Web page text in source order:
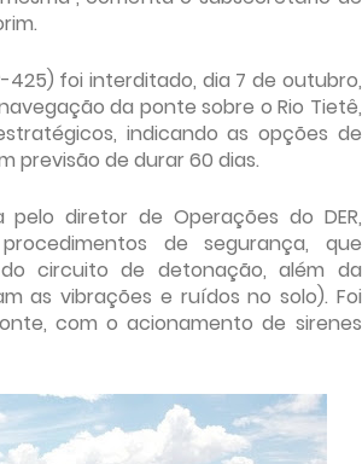
425) foi interditado, dia 7 de outubro,
da ponte sobre o Rio Tietê,
indicando as opções de
previsão de durar 60 dias.
diretor de Operações do DER,
de segurança, que
circuito de detonação, além da
as vibrações e ruídos no solo). Foi
com o acionamento de sirenes